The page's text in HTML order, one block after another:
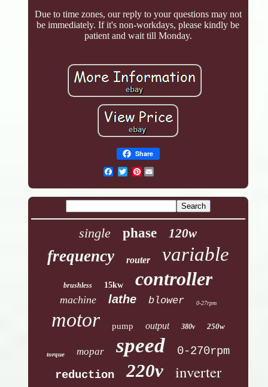
Due to time zones, our reply to your questions may not
be immediately. If it's non-workdays, please kindly be
patient and wait till Monday.
Share
Pinterest
single phase 120w
frequency router variable
brushless 15kw controller
machine lathe blower 0-27rpm
motor pump output 380v 250w
torque mopar speed
0-270rpm
reduction
220v inverter